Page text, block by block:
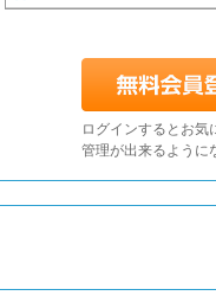
ログインするとお気
管理が出来るように